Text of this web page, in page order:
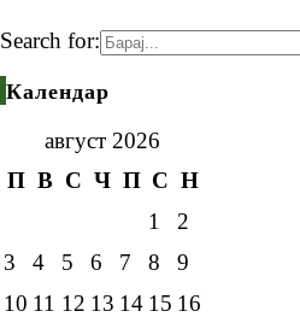
Search for:
Календар
август 2026
П В С Ч П С Н
1
2
3
4 5 6 7 8
9
10 11 12 13 14 15 16